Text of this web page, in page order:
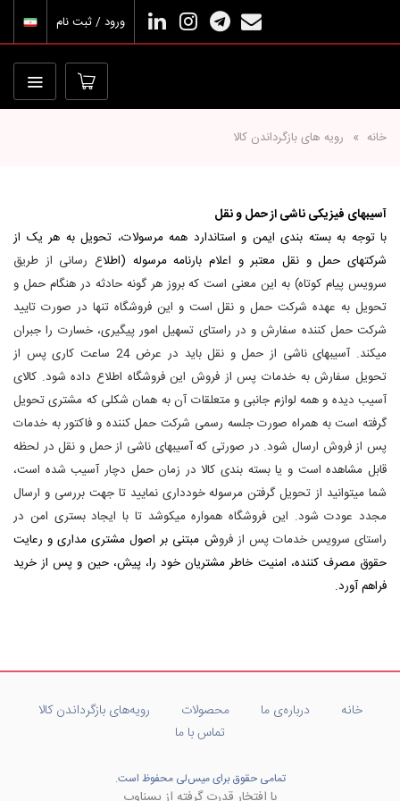
ورود / ثبت نام
خانه رویه های بازگرداندن کالا
آسیب‏های فیزیکی ناشی از حمل و نقل
با توجه به بسته بندی ایمن و استاندارد همه مرسولات، تحویل به هر یک از
شرکت‏‏های حمل و نقل معتبر و اعلام بارنامه مرسوله (اطلاع رسانی از طریق
سرویس پیام کوتاه) به این معنی است که بروز هر گونه حادثه در هنگام حمل و
تحویل به عهده شرکت حمل و نقل است و این فروشگاه تنها در صورت تایید
شرکت حمل کننده سفارش و در راستای تسهیل امور پیگیری، خسارت را جبران
می‏کند. آسیب‏‏های ناشی از حمل و نقل باید در عرض 24 ساعت کاری پس از
تحویل سفارش به خدمات پس از فروش این فروشگاه اطلاع داده شود. کالای
آسیب دیده و همه لوازم جانبی و متعلقات آن به همان شکلی که مشتری تحویل
گرفته است به همراه صورت جلسه رسمی شرکت حمل کننده و فاکتور به خدمات
پس از فروش ارسال شود. در صورتی که آسیب‏های ناشی از حمل و نقل در لحظه
قابل مشاهده است و یا بسته بندی کالا در زمان حمل دچار آسیب شده است،
شما می‏توانید از تحویل گرفتن مرسوله خودداری نمایید تا جهت بررسی و ارسال
مجدد عودت شود. این فروشگاه همواره می‏کوشد تا با ایجاد بستری امن در
راستای سرویس خدمات پس از فروش مبتنی بر اصول مشتری مداری و رعایت
حقوق مصرف کننده، امنیت خاطر مشتریان خود را، پیش، حین و پس از خرید
فراهم آورد.
خانه درباره‌ی ما محصولات
رویه‌های بازگرداندن کالا
تماس با ما
تمامی حقوق برای میس‌لی محفوظ است.